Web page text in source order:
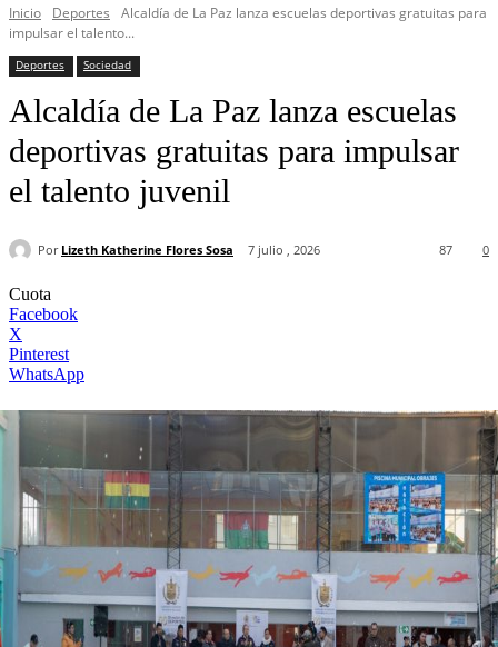
Inicio Deportes
Alcaldía de La Paz lanza escuelas deportivas gratuitas para
impulsar el talento...
Deportes Sociedad
Alcaldía de La Paz lanza escuelas
deportivas gratuitas para impulsar
el talento juvenil
Por Lizeth Katherine Flores Sosa 7 julio , 2026 0
87
Cuota
Facebook
X
Pinterest
WhatsApp